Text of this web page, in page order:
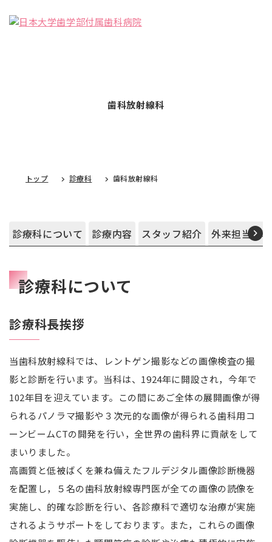
歯科放射線科
トップ 診療科 歯科放射線科
診療科について 診療内容 スタッフ紹介 外来担当医表
診療科について
診療科長挨拶
当歯科放射線科では、レントゲン撮影などの画像検査の撮
影と診断を行います。当科は、1924年に開設され，今年で
102年目を迎えています。この間にあご全体の展開画像が得
られるパノラマ撮影や３次元的な画像が得られる歯科用コ
ーンビームCTの開発を行い，全世界の歯科界に貢献をして
まいりました。
高画質と低被ばくを兼ね備えたフルデジタル画像診断機器
を配置し，５名の歯科放射線専門医が全ての画像の読像を
実施し、的確な診断を行い、各診療科で適切な治療が実施
されるようサポートをしております。また，これらの画像